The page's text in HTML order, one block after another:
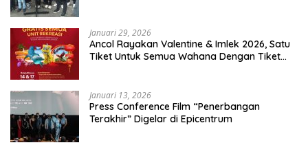
Januari 29, 2026
Ancol Rayakan Valentine & Imlek 2026, Satu
Tiket Untuk Semua Wahana Dengan Tiket
Januari 13, 2026
Press Conference Film “Penerbangan
Terakhir” Digelar di Epicentrum